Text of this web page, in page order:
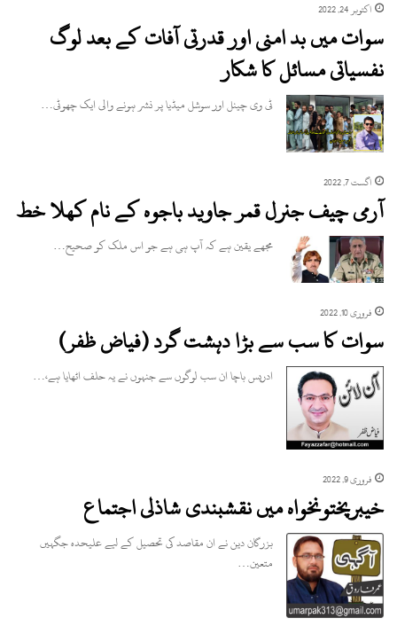
اکتوبر 24, 2022
سوات میں بد امنی اور قدرتی آفات کے بعد لوگ
نفسیاتی مسائل کا شکار
ٹی وی چینل اور سوشل میڈیا پر نشر ہونے والی ایک چھوٹی…
اگست 7, 2022
آرمی چیف جنرل قمر جاوید باجوہ کے نام کھلا خط
مجھے یقین ہے کہ آپ ہی ہے جو اس ملک کو صحیح…
فروری 10, 2022
سوات کا سب سے بڑا دہشت گرد (فیاض ظفر)
ادریس باچا ان سب لوگوں سے جنہوں نے یہ حلف اٹھایا ہے،…
فروری 9, 2022
خیبرپختونخواہ میں نقشبندی شاذلی اجتماع
بزرگان دین نے ان مقاصد کی تحصیل کے لیے علیحدہ جگہیں
متعین…